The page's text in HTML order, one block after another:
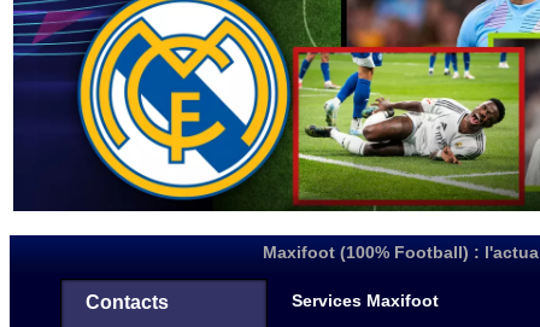
Maxifoot (100% Football) :
Contacts Services Maxifoot